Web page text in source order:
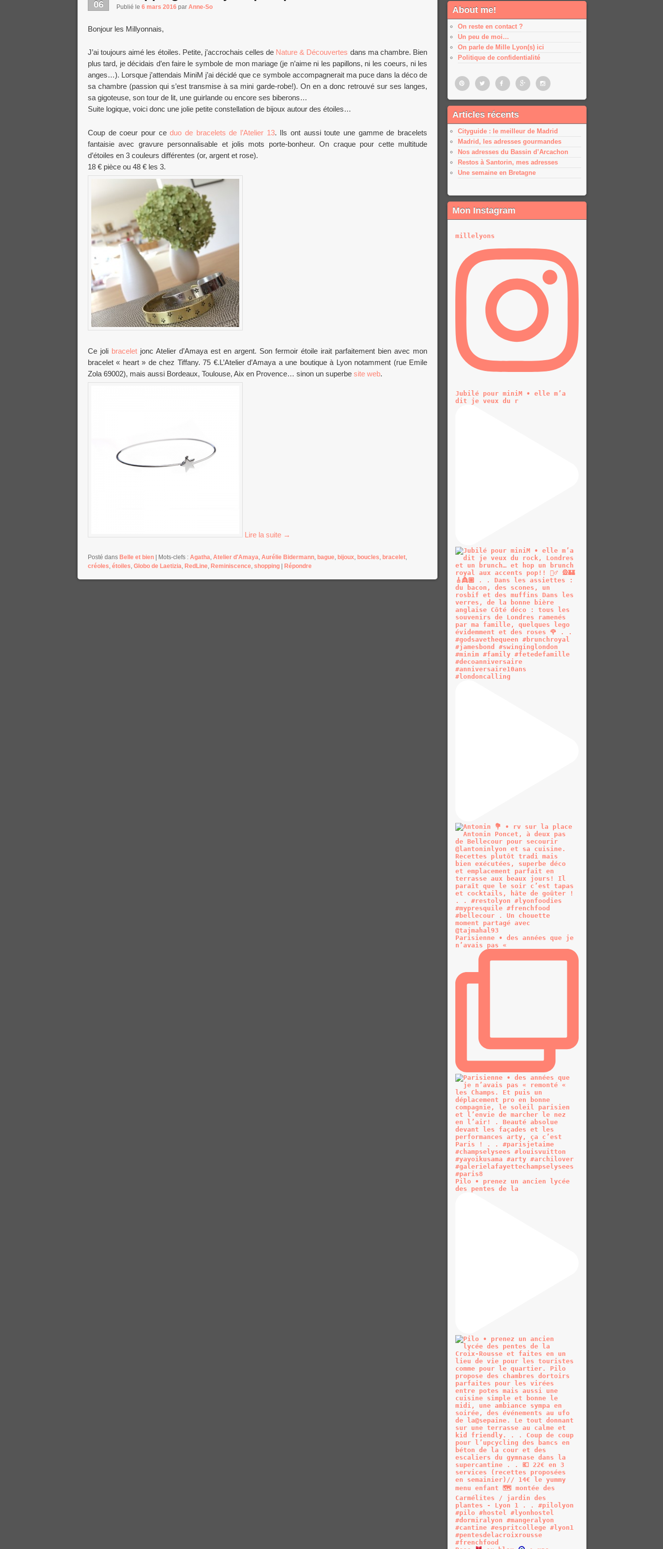
06 Publié le 6 mars 2016 par Anne-So
Bonjour les Millyonnais,
J’ai toujours aimé les étoiles. Petite, j’accrochais celles de Nature & Découvertes dans ma chambre. Bien
plus tard, je décidais d’en faire le symbole de mon mariage (je n’aime ni les papillons, ni les coeurs, ni les
anges…). Lorsque j’attendais MiniM j’ai décidé que ce symbole accompagnerait ma puce dans la déco de
sa chambre (passion qui s’est transmise à sa mini garde-robe!). On en a donc retrouvé sur ses langes,
sa gigoteuse, son tour de lit, une guirlande ou encore ses biberons…
Suite logique, voici donc une jolie petite constellation de bijoux autour des étoiles…
Coup de coeur pour ceduo de bracelets de l’Atelier 13. Ils ont aussi toute une gamme de bracelets
fantaisie avec gravure personnalisable et jolis mots porte-bonheur. On craque pour cette multitude
d’étoiles en 3 couleurs différentes (or, argent et rose).
18 € pièce ou 48 € les 3.
Ce joli bracelet jonc Atelier d’Amaya est en argent. Son fermoir étoile irait parfaitement bien avec mon
bracelet « heart » de chez Tiffany. 75 €.L’Atelier d’Amaya a une boutique à Lyon notamment (rue Emile
Zola 69002), mais aussi Bordeaux, Toulouse, Aix en Provence… sinon un superbe site web.
Lire la suite →
Posté dans Belle et bien | Mots-clefs : Agatha Atelier d'Amaya Aurélie Bidermann bague bijoux boucles bracelet
créoles étoiles Globo de Laetizia RedLine Reminiscence shopping | Répondre
About me!
On reste en contact ?
Un peu de moi…
On parle de Mille Lyon(s) ici
Politique de confidentialité
PinterestTwitter FacebookGoogle
plus
Google
Articles récents
Cityguide : le meilleur de Madrid
Madrid, les adresses gourmandes
Nos adresses du Bassin d’Arcachon
Restos à Santorin, mes adresses
Une semaine en Bretagne
Mon Instagram
millelyons
Jubilé pour miniM • elle m’a
dit je veux du r
Parisienne • des années que je
n’avais pas «
Pilo • prenez un ancien lycée
des pentes de la